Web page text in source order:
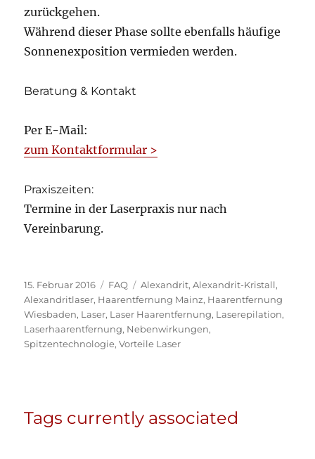
zurückgehen.
Während dieser Phase sollte ebenfalls häufige
Sonnenexposition vermieden werden.
Beratung & Kontakt
Per E-Mail:
zum Kontaktformular >
Praxiszeiten:
Termine in der Laserpraxis nur nach
Vereinbarung.
Veröffentlicht
am
15. Februar 2016 Kategorien
FAQ Schlagwörter
Alexandrit,Alexandrit-Kristall,
Alexandritlaser, Haarentfernung Mainz, Haarentfernung
Wiesbaden, Laser, Laser Haarentfernung, Laserepilation,
Laserhaarentfernung, Nebenwirkungen,
Spitzentechnologie,Vorteile Laser
Tags currently associated